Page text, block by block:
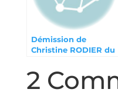
Démission de
Christine RODIER du
2